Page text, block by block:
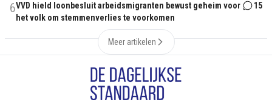
6VVD hield loonbesluit arbeidsmigranten bewust geheim voor
het volk om stemmenverlies te voorkomen
15
Meer artikelen